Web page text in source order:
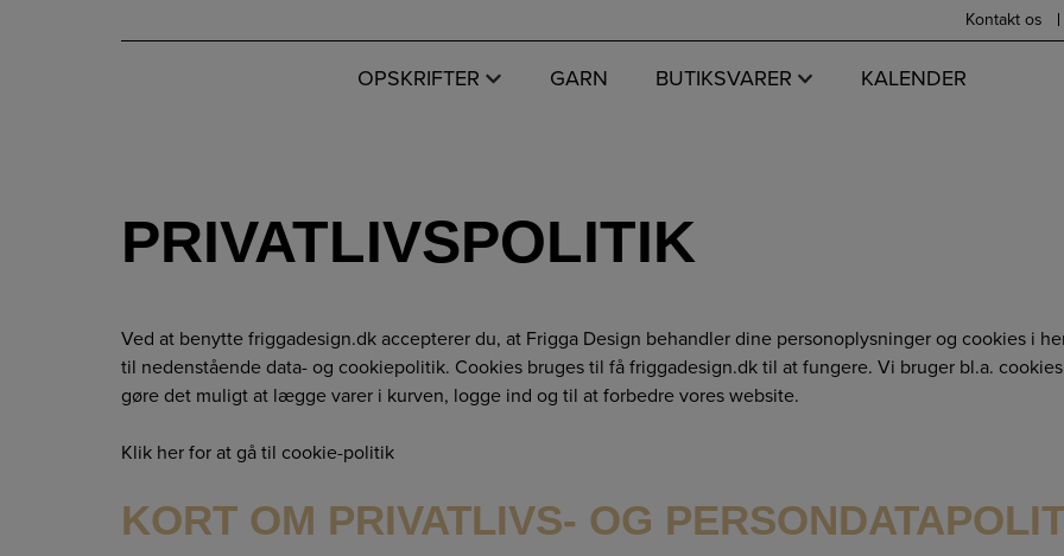
Kontakt os
OPSKRIFTER GARN BUTIKSVARER KALENDER
PRIVATLIVSPOLITIK
Ved at benytte friggadesign.dk accepterer du, at Frigga Design behandler dine personoplysninger og cookies i
til nedenstående data- og cookiepolitik. Cookies bruges til få friggadesign.dk til at fungere. Vi bruger bl.a.
gøre det muligt at lægge varer i kurven, logge ind og til at forbedre vores website.
Klik her for at gå til cookie-politik
KORT OM PRIVATLIVS- OG